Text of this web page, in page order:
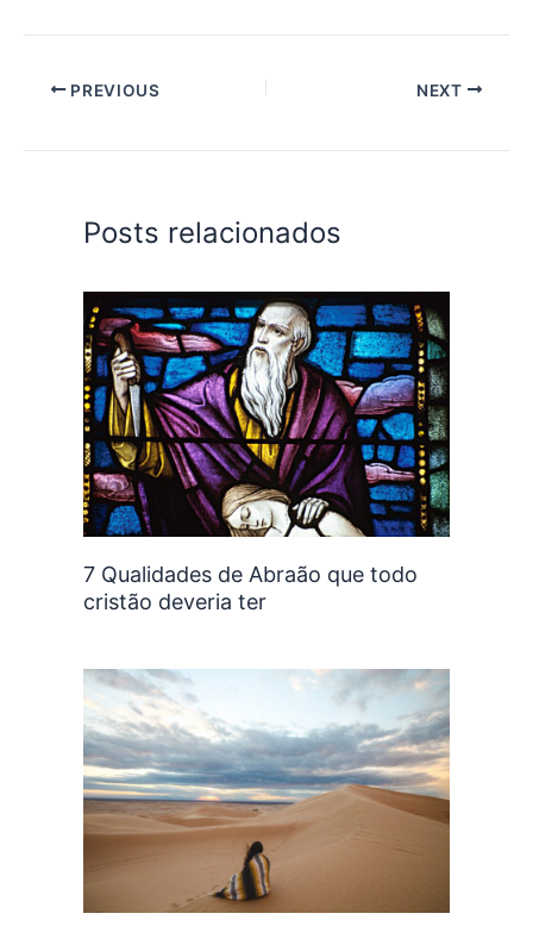
PREVIOUS NEXT
Posts relacionados
7 Qualidades de Abraão que todo
cristão deveria ter